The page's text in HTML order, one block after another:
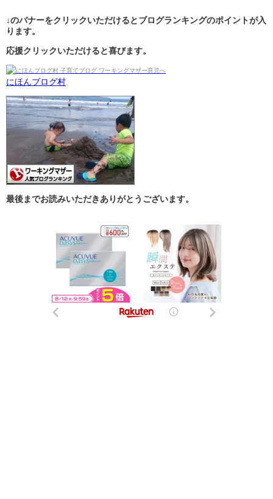
↓のバナーをクリックいただけるとブログランキングのポイントが入
ります。
応援クリックいただけると喜びます。
にほんブログ村
最後までお読みいただきありがとうございます。